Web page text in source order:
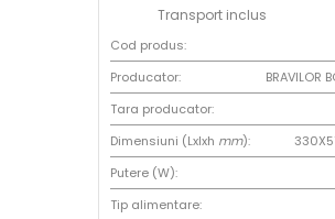
Transport inclus
Cod produs:
Producator:
BRAVILOR
Tara producator:
Dimensiuni (Lxlxh mm):
Putere (W):
Tip alimentare: